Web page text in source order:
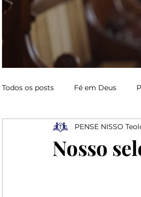
Todos os posts Fé em Deus
Ressurreição Depressão
Nosso
PENSE NISSO